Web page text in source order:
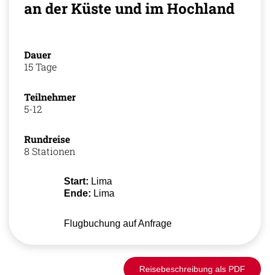
an der Küste und im Hochland
Dauer
15 Tage
Teilnehmer
5-12
Rundreise
8 Stationen
Start: Lima
Ende: Lima
Flugbuchung auf Anfrage
Reisebeschreibung als PDF